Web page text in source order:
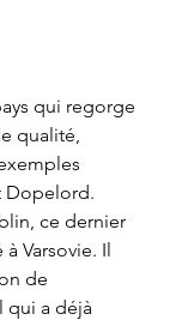
qui regorge
qualité,
Dopelord.
ce dernier
Varsovie. Il
de
qui a déjà